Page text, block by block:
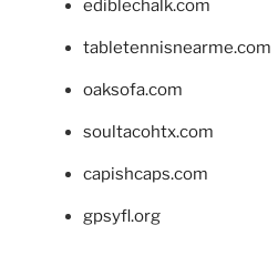
ediblechalk.com
tabletennisnearme.com
oaksofa.com
soultacohtx.com
capishcaps.com
gpsyfl.org